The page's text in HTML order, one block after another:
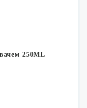
250ML